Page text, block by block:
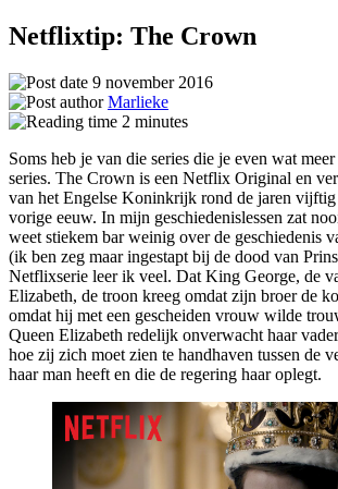
Netflixtip: The Crown
9 november 2016
Marlieke
2 minutes
Soms heb je van die series die je even wat
series. The Crown is een Netflix Original en
van het Engelse Koninkrijk rond de jaren
vorige eeuw. In mijn geschiedenislessen zat
weet stiekem bar weinig over de geschiedenis
(ik ben zeg maar ingestapt bij de dood van
Netflixserie leer ik veel. Dat King George, de
Elizabeth, de troon kreeg omdat zijn broer de
omdat hij met een gescheiden vrouw wilde
Queen Elizabeth redelijk onverwacht haar
hoe zij zich moet zien te handhaven tussen de
haar man heeft en die de regering haar oplegt.